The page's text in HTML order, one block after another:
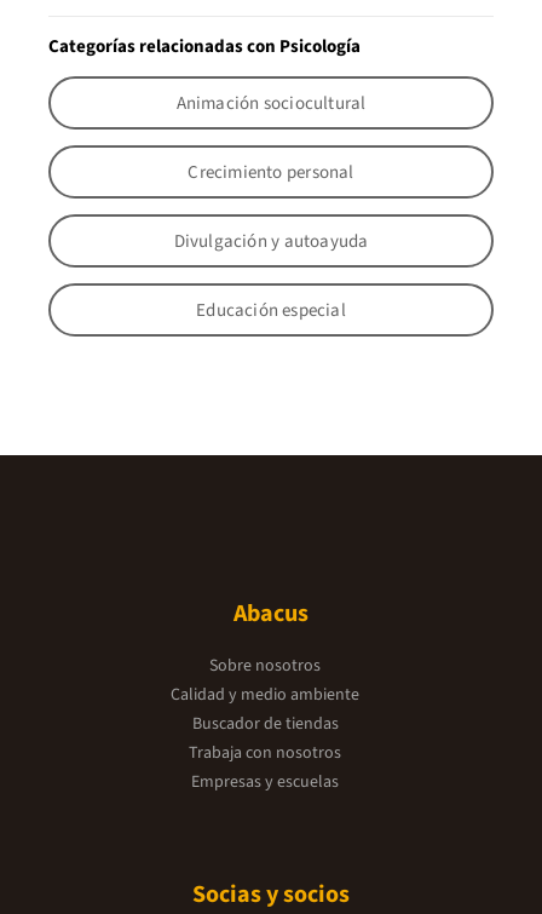
Categorías relacionadas con Psicología
Animación sociocultural
Crecimiento personal
Divulgación y autoayuda
Educación especial
Abacus
Sobre nosotros
Calidad y medio ambiente
Buscador de tiendas
Trabaja con nosotros
Empresas y escuelas
Socias y socios